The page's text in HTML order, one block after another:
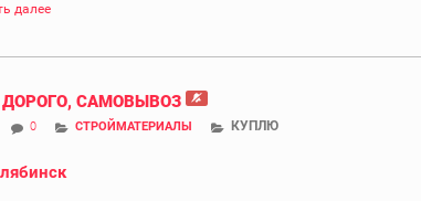
далее
САМОВЫВОЗ
0 СТРОЙМАТЕРИАЛЫ КУПЛЮ